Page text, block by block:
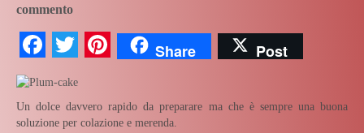
commento
Facebook
TwitterPinterest
Share Post
Un dolce davvero rapido da preparare ma che è sempre una buona
soluzione per colazione e merenda.